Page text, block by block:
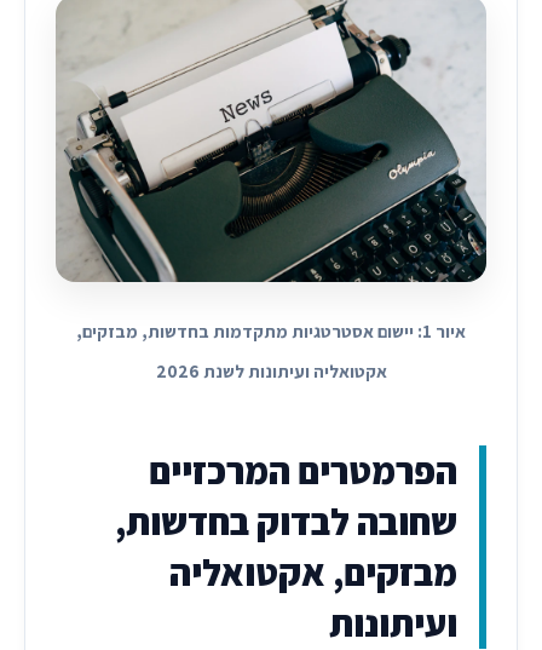
איור 1: יישום אסטרטגיות מתקדמות בחדשות, מבזקים,
אקטואליה ועיתונות לשנת 2026
הפרמטרים המרכזיים
שחובה לבדוק בחדשות,
מבזקים, אקטואליה
ועיתונות